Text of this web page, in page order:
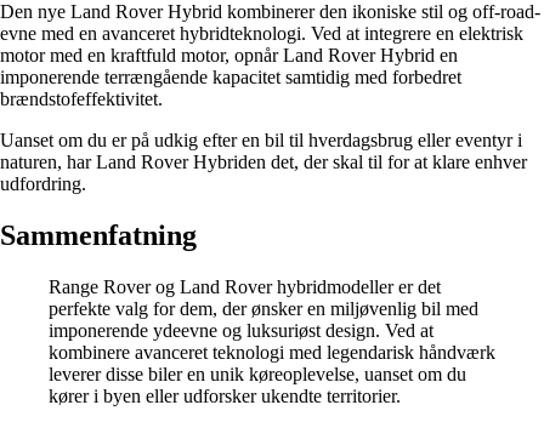
Den nye Land Rover Hybrid kombinerer den ikoniske stil og off-road-
evne med en avanceret hybridteknologi. Ved at integrere en elektrisk
motor med en kraftfuld motor, opnår Land Rover Hybrid en
imponerende terrængående kapacitet samtidig med forbedret
brændstofeffektivitet.
Uanset om du er på udkig efter en bil til hverdagsbrug eller eventyr i
naturen, har Land Rover Hybriden det, der skal til for at klare enhver
udfordring.
Sammenfatning
Range Rover og Land Rover hybridmodeller er det
perfekte valg for dem, der ønsker en miljøvenlig bil med
imponerende ydeevne og luksuriøst design. Ved at
kombinere avanceret teknologi med legendarisk håndværk
leverer disse biler en unik køreoplevelse, uanset om du
kører i byen eller udforsker ukendte territorier.